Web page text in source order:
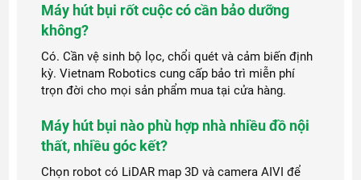
Máy hút bụi rốt cuộc có cần bảo dưỡng
không?
Có. Cần vệ sinh bộ lọc, chổi quét và cảm biến định
kỳ. Vietnam Robotics cung cấp bảo trì miễn phí
trọn đời cho mọi sản phẩm mua tại cửa hàng.
Máy hút bụi nào phù hợp nhà nhiều đồ nội
thất, nhiều góc kết?
Chọn robot có LiDAR map 3D và camera AIVI để